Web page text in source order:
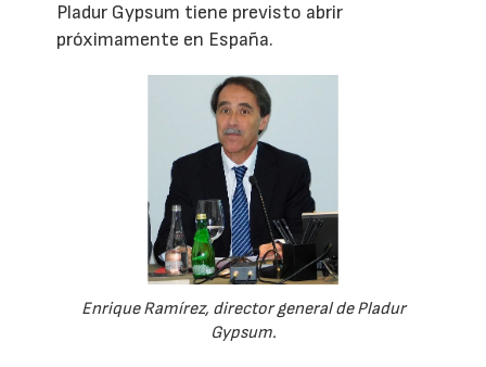
Pladur Gypsum tiene previsto abrir
próximamente en España.
Enrique Ramírez, director general de Pladur
Gypsum.